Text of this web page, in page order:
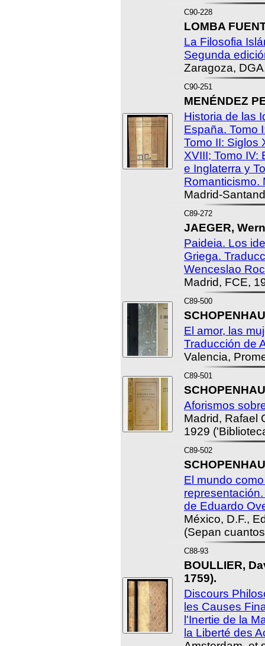
C90-228
LOMBA
La Filosofia
Segunda
Zaragoza,
C90-251
MENÉNDEZ
Historia de las
España. Tomo
Tomo II: Siglos
XVIII; Tomo IV:
e Inglaterra y
Romanticismo.
Madrid-
C89-272
JAEGER,
Paideia. Los
Griega.
Wenceslao
Madrid, FCE,
C89-500
El amor, las
Traducción de
Valencia,
C89-501
Aforismos
Madrid, Rafael
1929
C89-502
El mundo
de Eduardo
México, D.F.,
(Sepan
C88-93
BOULLIER,
1759).
Discours
les Causes
l'Inertie de la
la Liberté des